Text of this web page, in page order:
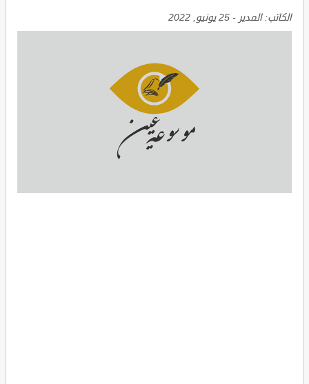
الكاتب:المدير - 25 يونيو, 2022